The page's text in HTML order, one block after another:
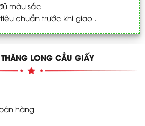
màu sắc
chuẩn trước khi giao .
THĂNG LONG CẦU GIẤY
hàng